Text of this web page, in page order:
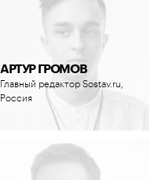
АРТУР ГРОМОВ
Главный редактор Sostav.ru,
Россия